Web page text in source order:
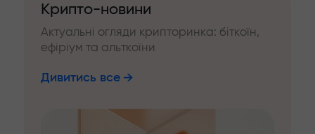
Крипто-новини
Актуальні огляди крипторинка: біткоїн,
ефіріум та альткоїни
Дивитись все